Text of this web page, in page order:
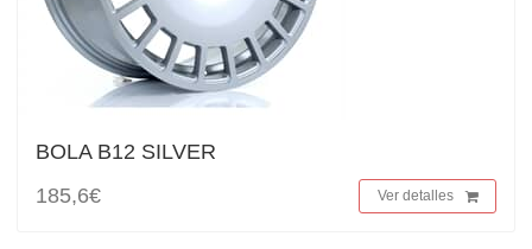
BOLA B12 SILVER
185,6€
Ver detalles